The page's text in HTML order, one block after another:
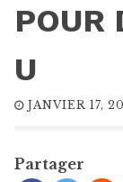
POUR
U
JANVIER 17,
Partager